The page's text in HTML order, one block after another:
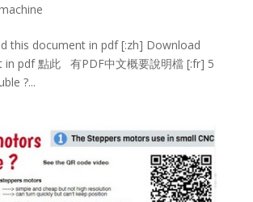
this document in pdf [:zh] Download
in pdf 點此 有PDF中文概要說明檔 [:fr] 5
?...